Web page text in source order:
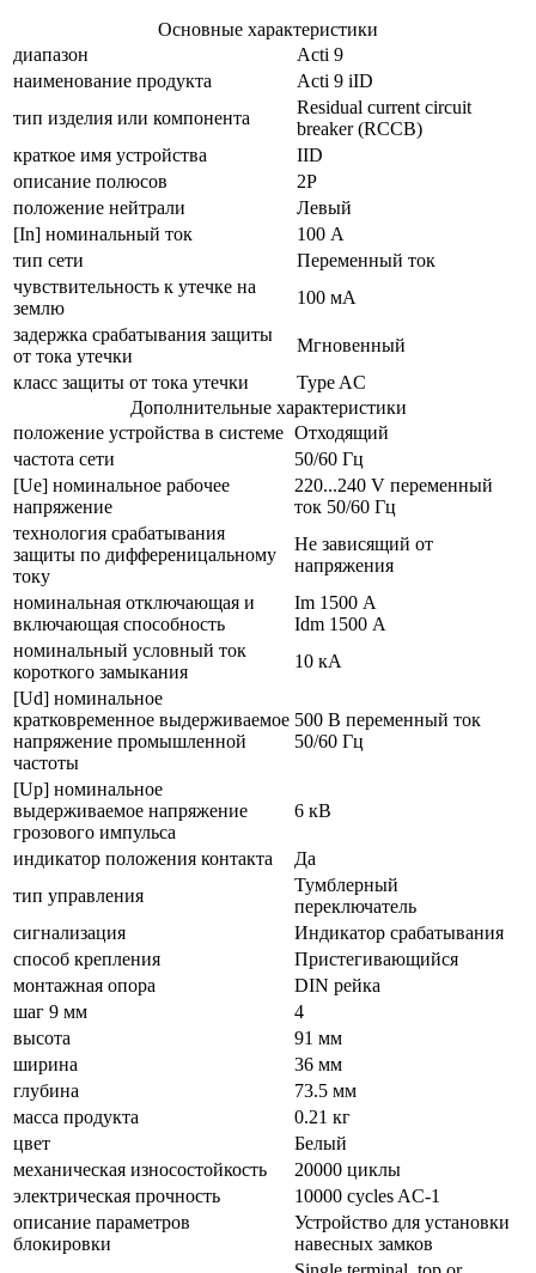
Основные характеристики
диапазон
Acti 9
наименование продукта
Acti 9 iID
тип изделия или компонента
Residual current circuit
breaker (RCCB)
краткое имя устройства
IID
описание полюсов
2P
положение нейтрали
Левый
[In] номинальный ток
100 А
тип сети
Переменный ток
чувствительность к утечке на
землю
100 мА
задержка срабатывания защиты
от тока утечки
Мгновенный
класс защиты от тока утечки
Type AC
Дополнительные характеристики
положение устройства в системе Отходящий
частота сети
50/60 Гц
[Ue] номинальное рабочее
напряжение
220...240 V переменный
ток 50/60 Гц
технология срабатывания
защиты по дифференицальному
току
Не зависящий от
напряжения
номинальная отключающая и
включающая способность
Im 1500 А
Idm 1500 А
номинальный условный ток
короткого замыкания
10 кА
[Ud] номинальное
кратковременное выдерживаемое
напряжение промышленной
частоты
500 В переменный ток
50/60 Гц
[Up] номинальное
выдерживаемое напряжение
грозового импульса
6 кВ
индикатор положения контакта
Да
тип управления
Тумблерный
переключатель
сигнализация
Индикатор срабатывания
способ крепления
Пристегивающийся
монтажная опора
DIN рейка
шаг 9 мм
4
высота
91 мм
ширина
36 мм
глубина
73.5 мм
масса продукта
0.21 кг
цвет
Белый
механическая износостойкость
20000 циклы
электрическая прочность
10000 cycles AC-1
описание параметров
блокировки
Устройство для установки
навесных замков